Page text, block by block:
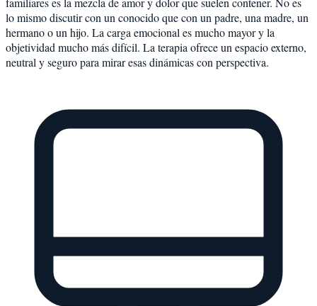
lo mismo discutir con un conocido que con un padre, una madre, un
hermano o un hijo. La carga emocional es mucho mayor y la
objetividad mucho más difícil. La terapia ofrece un espacio externo,
neutral y seguro para mirar esas dinámicas con perspectiva.